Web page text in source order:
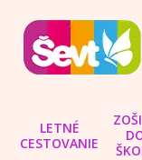
LETNÉ
CESTOVANIE